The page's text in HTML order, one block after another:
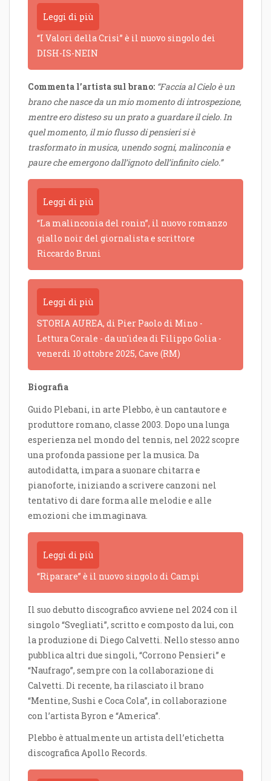
Leggi di più
“I Valori della Crisi” è il nuovo singolo dei
DISH-IS-NEIN
Commenta l’artista sul brano: “Faccia al Cielo è un
brano che nasce da un mio momento di introspezione,
mentre ero disteso su un prato a guardare il cielo. In
quel momento, il mio flusso di pensieri si è
trasformato in musica, unendo sogni, malinconia e
paure che emergono dall’ignoto dell’infinito cielo.”
Leggi di più
“La malinconia del ronin”, il nuovo romanzo
giallo noir del giornalista e scrittore
Riccardo Bruni
Leggi di più
STORIA AUREA, di Pier Paolo di Mino -
Lettura Corale - da un'idea di Filippo Golia -
venerdì 10 ottobre 2025, Cave (RM)
Biografia
Guido Plebani, in arte Plebbo, è un cantautore e
produttore romano, classe 2003. Dopo una lunga
esperienza nel mondo del tennis, nel 2022 scopre
una profonda passione per la musica. Da
autodidatta, impara a suonare chitarra e
pianoforte, iniziando a scrivere canzoni nel
tentativo di dare forma alle melodie e alle
emozioni che immaginava.
Leggi di più
“Riparare” è il nuovo singolo di Campi
Il suo debutto discografico avviene nel 2024 con il
singolo “Svegliati”, scritto e composto da lui, con
la produzione di Diego Calvetti. Nello stesso anno
pubblica altri due singoli, “Corrono Pensieri” e
“Naufrago”, sempre con la collaborazione di
Calvetti. Di recente, ha rilasciato il brano
“Mentine, Sushi e Coca Cola”, in collaborazione
con l’artista Byron e “America”.
Plebbo è attualmente un artista dell’etichetta
discografica Apollo Records.